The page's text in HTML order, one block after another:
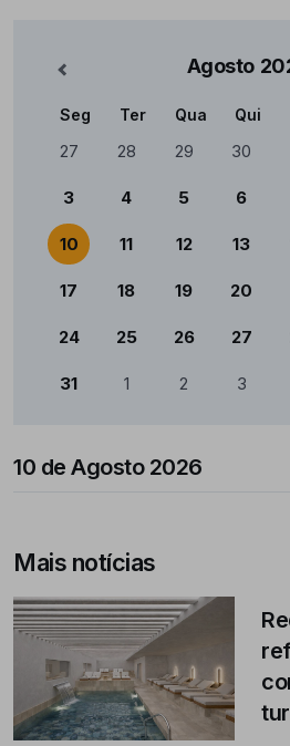
Agosto
Calendário
Seg Ter Qua Qui
27 28 29 30
3 4 5 6
10 11 12 13
17 18 19 20
24 25 26 27
31 1 2 3
10 de Agosto 2026
Mais notícias